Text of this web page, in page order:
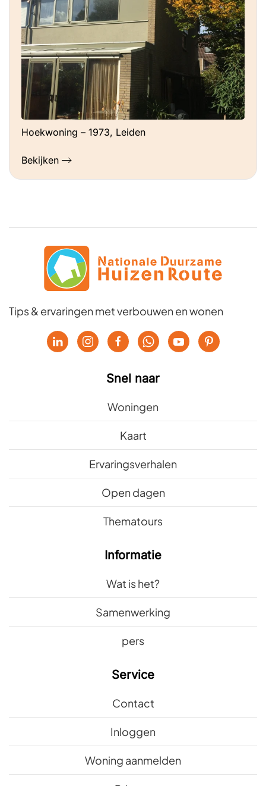
Hoekwoning – 1973, Leiden
Bekijken
Tips & ervaringen met verbouwen en wonen
Snel naar
Woningen
Kaart
Ervaringsverhalen
Open dagen
Thematours
Informatie
Wat is het?
Samenwerking
pers
Service
Contact
Inloggen
Woning aanmelden